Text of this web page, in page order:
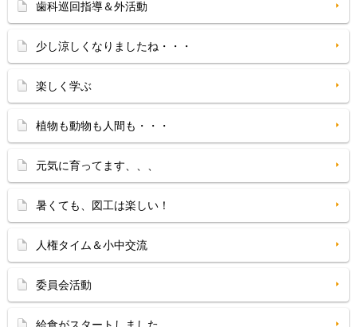
歯科巡回指導＆外活動
少し涼しくなりましたね・・・
楽しく学ぶ
植物も動物も人間も・・・
元気に育ってます、、、
暑くても、図工は楽しい！
人権タイム＆小中交流
委員会活動